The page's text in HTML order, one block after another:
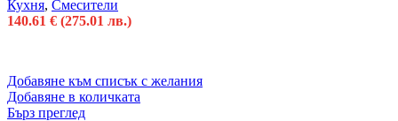
Кухня, Смесители
140.61 € (275.01 лв.)
Добавяне към списък с желания
Добавяне в количката
Бърз преглед